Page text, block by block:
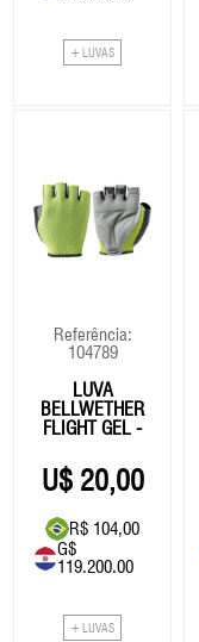
+ LUVAS
Referência:
104789
LUVA
BELLWETHER
FLIGHT GEL -
20,00
R$ 104,00
G$
119.200.00
+ LUVAS